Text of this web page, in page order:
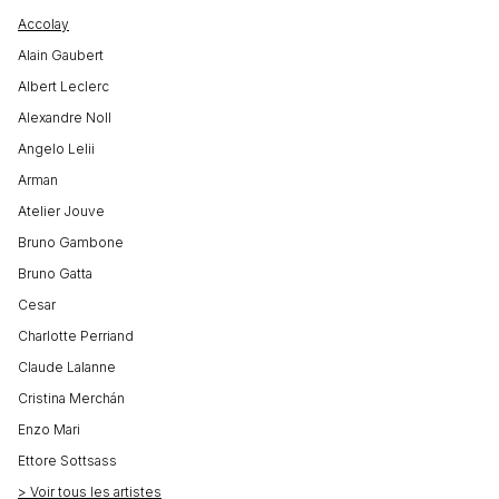
Accolay
Alain Gaubert
Albert Leclerc
Alexandre Noll
Angelo Lelii
Arman
Atelier Jouve
Bruno Gambone
Bruno Gatta
Cesar
Charlotte Perriand
Claude Lalanne
Cristina Merchán
Enzo Mari
Ettore Sottsass
> Voir tous les artistes